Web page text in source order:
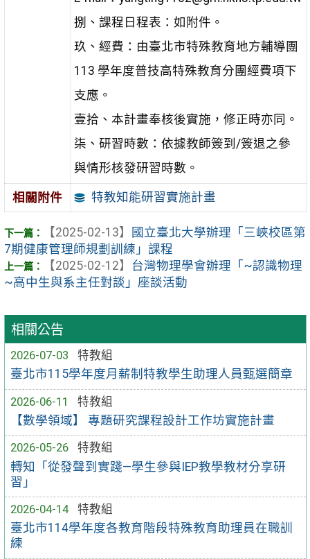
相關公告
2026-07-03
特教組
臺北市115學年度月薪制特教學生助理人員甄選簡章
2026-06-11
特教組
【數學領域】 專題研究課程設計工作坊實施計畫
2026-05-26
特教組
轉知「從發聲到實踐—學生參與IEP教學教材分享研
習」
2026-04-14
特教組
臺北市114學年度各教育階段特殊教育助理員在職訓
練
捌、課程日程表：如附件。
玖、經費：由臺北市特殊教育地方輔導團
113 學年度普技高特殊教育分團經費項下
支應。
壹拾、本計畫奉核後實施，修正時亦同。
柒、研習時數：依據教師簽到/簽退之參
與情形核發研習時數。
相關附件 特教知能研習實施計畫
【2025-02-13】
國立臺北大學辦理「三峽校區第
7期健康管理師規劃訓練」課程
【2025-02-12】
台灣物理學會辦理「~認識物理
~高中生與系主任對談」座談活動